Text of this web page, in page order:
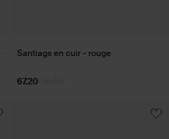
Santiags en cuir - rouge
67.20